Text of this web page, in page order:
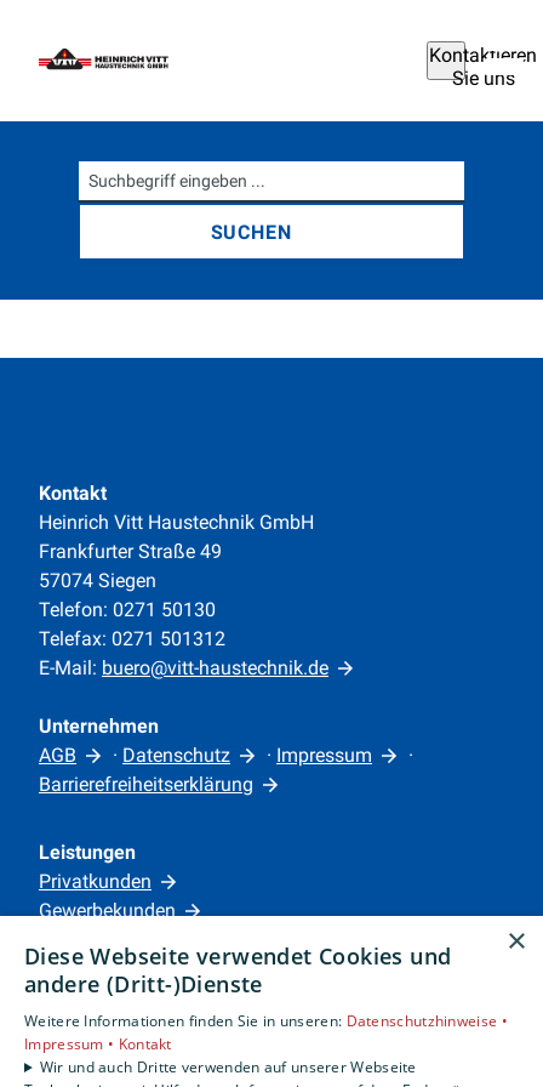
Kontaktieren
Sie uns
Suchbegriff...
Kontakt
Heinrich Vitt Haustechnik GmbH
Frankfurter Straße 49
57074 Siegen
Telefon: 0271 50130
Telefax: 0271 501312
E-Mail: buero@vitt-haustechnik.de
Unternehmen
AGB
· Datenschutz · Impressum
·
Barrierefreiheitserklärung
Leistungen
Privatkunden
Gewerbekunden
Unternehmen
Standorte
Siegen
×
Diese Webseite verwendet Cookies und
andere (Dritt-)Dienste
Weitere Informationen finden Sie in unseren: Datenschutzhinweise •
Impressum • Kontakt
Wir und auch Dritte verwenden auf unserer Webseite